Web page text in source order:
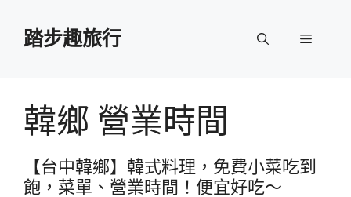
踏步趣旅行 選
韓鄉 營業時間
【台中韓鄉】韓式料理，免費小菜吃到
飽，菜單、營業時間！便宜好吃～